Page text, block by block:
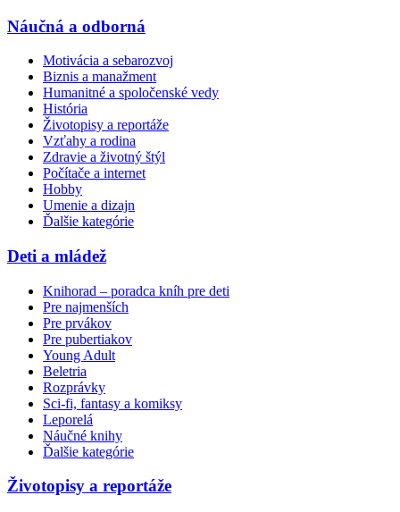
Náučná a odborná
Motivácia a sebarozvoj
Biznis a manažment
Humanitné a spoločenské vedy
História
Životopisy a reportáže
Vzťahy a rodina
Zdravie a životný štýl
Počítače a internet
Hobby
Umenie a dizajn
Ďalšie kategórie
Deti a mládež
Knihorad – poradca kníh pre deti
Pre najmenších
Pre prvákov
Pre pubertiakov
Young Adult
Beletria
Rozprávky
Sci-fi, fantasy a komiksy
Leporelá
Náučné knihy
Ďalšie kategórie
Životopisy a reportáže